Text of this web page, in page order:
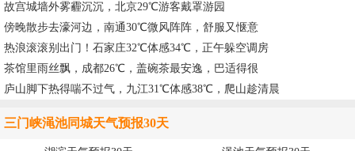
故宫城墙外雾霾沉沉，北京29℃游客戴罩游园
傍晚散步去濠河边，南通30℃微风阵阵，舒服又惬意
热浪滚滚别出门！石家庄32℃体感34℃，正午躲空调房
茶馆里雨丝飘，成都26℃，盖碗茶最安逸，巴适得很
庐山脚下热得喘不过气，九江31℃体感38℃，爬山趁清晨
三门峡渑池同城天气预报30天